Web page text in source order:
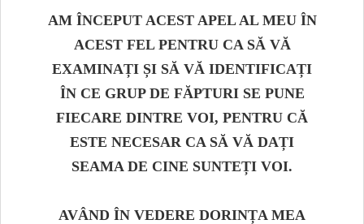
AM ÎNCEPUT ACEST APEL AL MEU ÎN
ACEST FEL PENTRU CA SĂ VĂ
EXAMINAȚI ȘI SĂ VĂ IDENTIFICAȚI
ÎN CE GRUP DE FĂPTURI SE PUNE
FIECARE DINTRE VOI, PENTRU CĂ
ESTE NECESAR CA SĂ VĂ DAȚI
SEAMA DE CINE SUNTEȚI VOI.
AVÂND ÎN VEDERE DORINȚA MEA